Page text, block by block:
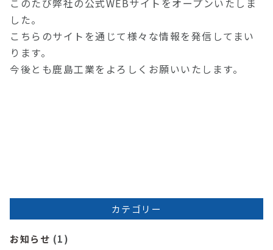
した。
こちらのサイトを通じて様々な情報を発信してまい
ります。
今後とも鹿島工業をよろしくお願いいたします。
カテゴリー
お知らせ (1)